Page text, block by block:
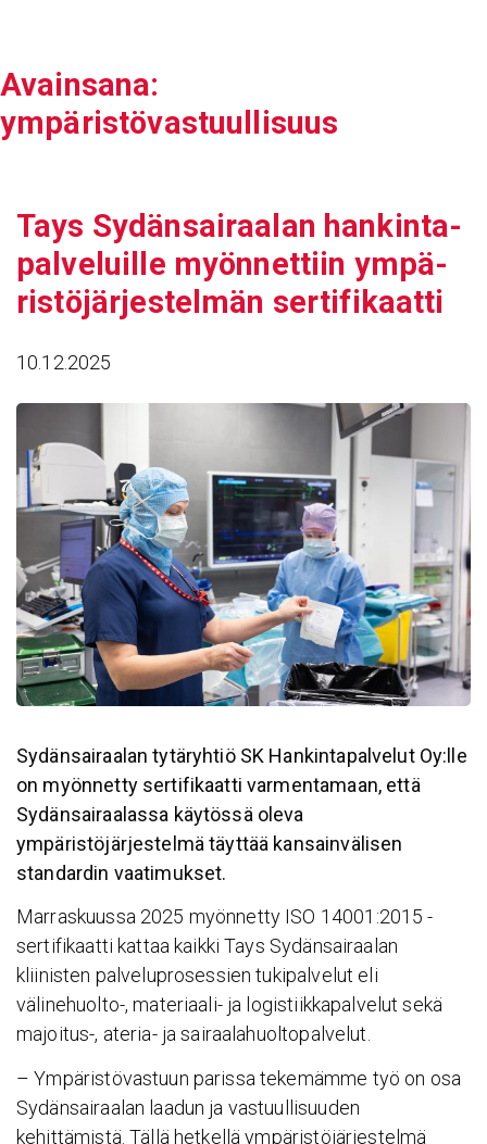
Avain­sana:
ympäristövastuullisuus
Tays Sydän­sai­raalan hankin­ta­
pal­ve­luille myön­net­tiin ympä­
ris­tö­jär­jes­telmän serti­fi­kaatti
10.12.2025
Sydänsairaalan tytäryhtiö SK Hankintapalvelut Oy:lle
on myönnetty sertifikaatti varmentamaan, että
Sydänsairaalassa käytössä oleva
ympäristöjärjestelmä täyttää kansainvälisen
standardin vaatimukset.
Marraskuussa 2025 myönnetty ISO 14001:2015 -
sertifikaatti kattaa kaikki Tays Sydänsairaalan
kliinisten palveluprosessien tukipalvelut eli
välinehuolto-, materiaali- ja logistiikkapalvelut sekä
majoitus-, ateria- ja sairaalahuoltopalvelut.
– Ympäristövastuun parissa tekemämme työ on osa
Sydänsairaalan laadun ja vastuullisuuden
kehittämistä. Tällä hetkellä ympäristöjärjestelmä